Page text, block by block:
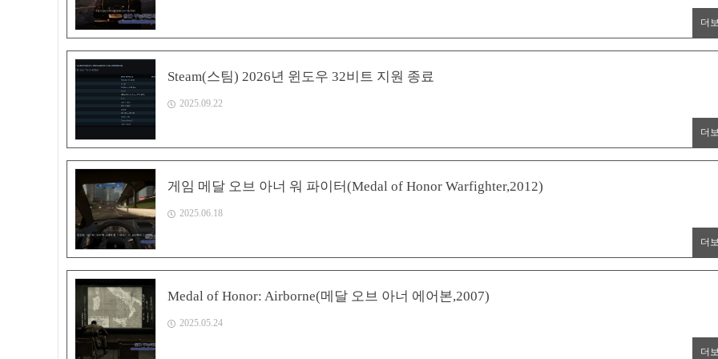
더
Steam(스팀) 2026년 윈도우 32비트 지원 종료
2025.09.22
더
게임 메달 오브 아너 워 파이터(Medal of Honor Warfighter,2012)
2025.06.18
더
Medal of Honor: Airborne(메달 오브 아너 에어본,2007)
2025.05.24
더